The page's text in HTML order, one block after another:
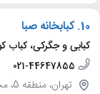
10. کبابخانه صبا
کبابی و جگرکی، کباب
021-44647855